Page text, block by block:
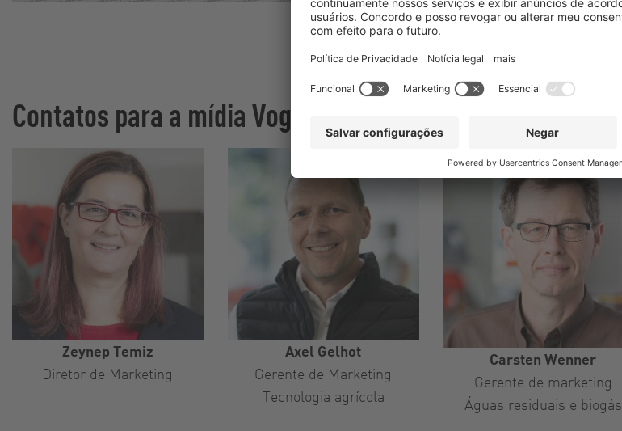
Contatos para a mídia Vogelsang
Zeynep Temiz
Diretor de Marketing
Axel Gelhot
Gerente de Marketing
Tecnologia agrícola
Carsten Wenner
Gerente de marketing
Águas residuais e biogás